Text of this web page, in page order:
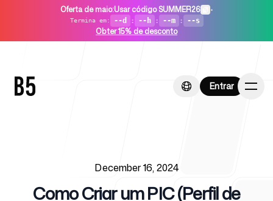
Oferta de maio:Usar código SUMMER26 •
Termina em: --d : --h : --m : --s
Obter 15% de desconto
Entrar
Entrar
December 16, 2024
Como Criar um PIC (Perfil de